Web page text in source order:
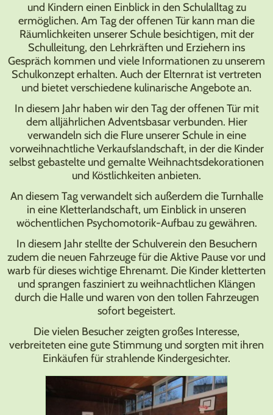
und Kindern einen Einblick in den Schulalltag zu
ermöglichen. Am Tag der offenen Tür kann man die
Räumlichkeiten unserer Schule besichtigen, mit der
Schulleitung, den Lehrkräften und Erziehern ins
Gespräch kommen und viele Informationen zu unserem
Schulkonzept erhalten. Auch der Elternrat ist vertreten
und bietet verschiedene kulinarische Angebote an.
In diesem Jahr haben wir den Tag der offenen Tür mit
dem alljährlichen Adventsbasar verbunden. Hier
verwandeln sich die Flure unserer Schule in eine
vorweihnachtliche Verkaufslandschaft, in der die Kinder
selbst gebastelte und gemalte Weihnachtsdekorationen
und Köstlichkeiten anbieten.
An diesem Tag verwandelt sich außerdem die Turnhalle
in eine Kletterlandschaft, um Einblick in unseren
wöchentlichen Psychomotorik-Aufbau zu gewähren.
In diesem Jahr stellte der Schulverein den Besuchern
zudem die neuen Fahrzeuge für die Aktive Pause vor und
warb für dieses wichtige Ehrenamt. Die Kinder kletterten
und sprangen fasziniert zu weihnachtlichen Klängen
durch die Halle und waren von den tollen Fahrzeugen
sofort begeistert.
Die vielen Besucher zeigten großes Interesse,
verbreiteten eine gute Stimmung und sorgten mit ihren
Einkäufen für strahlende Kindergesichter.